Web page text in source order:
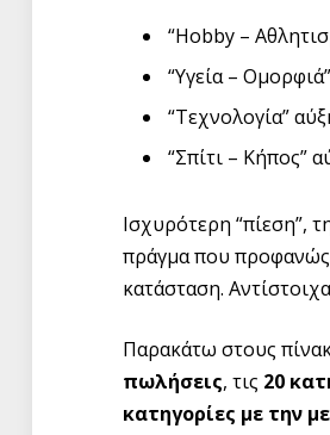
“Hobby –
“Υγεία –
“Τεχνολογία”
“Σπίτι – Κήπος”
Ισχυρότερη “πίεση”,
πράγμα που
κατάσταση.
Παρακάτω στους
πωλήσεις, τις 20
κατηγορίες με την